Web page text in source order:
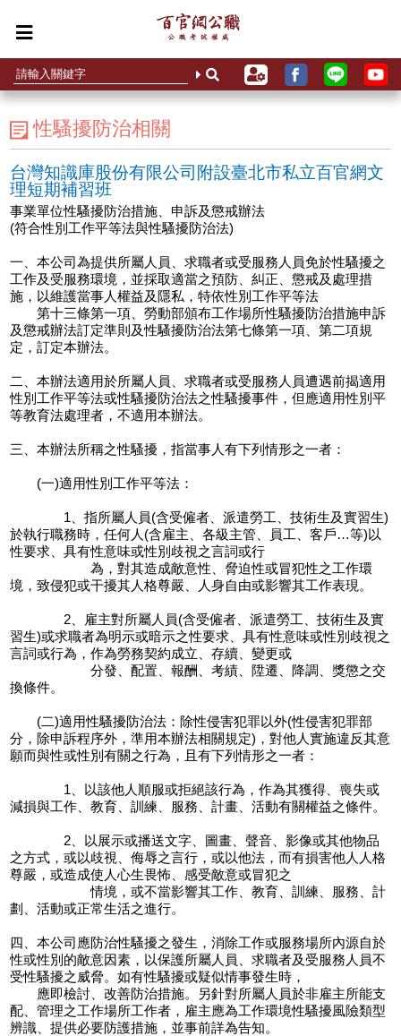
性騷擾防治相關
台灣知識庫股份有限公司附設臺北市私立百官網文
理短期補習班
事業單位性騷擾防治措施、申訴及懲戒辦法
(符合性別工作平等法與性騷擾防治法)
一、本公司為提供所屬人員、求職者或受服務人員免於性騷擾之
工作及受服務環境，並採取適當之預防、糾正、懲戒及處理措
施，以維護當事人權益及隱私，特依性別工作平等法
第十三條第一項、勞動部頒布工作場所性騷擾防治措施申訴
及懲戒辦法訂定準則及性騷擾防治法第七條第一項、第二項規
定，訂定本辦法。
二、本辦法適用於所屬人員、求職者或受服務人員遭遇前揭適用
性別工作平等法或性騷擾防治法之性騷擾事件，但應適用性別平
等教育法處理者，不適用本辦法。
三、本辦法所稱之性騷擾，指當事人有下列情形之一者：
(一)適用性別工作平等法：
1、指所屬人員(含受僱者、派遣勞工、技術生及實習生)
於執行職務時，任何人(含雇主、各級主管、員工、客戶…等)以
性要求、具有性意味或性別歧視之言詞或行
為，對其造成敵意性、脅迫性或冒犯性之工作環
境，致侵犯或干擾其人格尊嚴、人身自由或影響其工作表現。
2、雇主對所屬人員(含受僱者、派遣勞工、技術生及實
習生)或求職者為明示或暗示之性要求、具有性意味或性別歧視之
言詞或行為，作為勞務契約成立、存續、變更或
分發、配置、報酬、考績、陞遷、降調、獎懲之交
換條件。
(二)適用性騷擾防治法：除性侵害犯罪以外(性侵害犯罪部
分，除申訴程序外，準用本辦法相關規定)，對他人實施違反其意
願而與性或性別有關之行為，且有下列情形之一者：
1、以該他人順服或拒絕該行為，作為其獲得、喪失或
減損與工作、教育、訓練、服務、計畫、活動有關權益之條件。
2、以展示或播送文字、圖畫、聲音、影像或其他物品
之方式，或以歧視、侮辱之言行，或以他法，而有損害他人人格
尊嚴，或造成使人心生畏怖、感受敵意或冒犯之
情境，或不當影響其工作、教育、訓練、服務、計
劃、活動或正常生活之進行。
四、本公司應防治性騷擾之發生，消除工作或服務場所內源自於
性或性別的敵意因素，以保護所屬人員、求職者及受服務人員不
受性騷擾之威脅。如有性騷擾或疑似情事發生時，
應即檢討、改善防治措施。另針對所屬人員於非雇主所能支
配、管理之工作場所工作者，雇主應為工作環境性騷擾風險類型
辨識、提供必要防護措施，並事前詳為告知。